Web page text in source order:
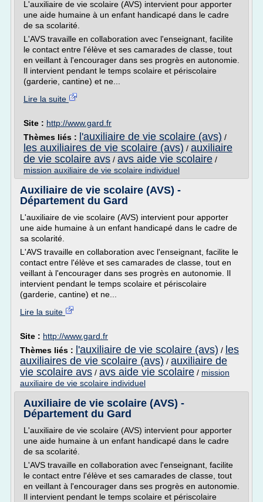
L'auxiliaire de vie scolaire (AVS) intervient pour apporter
une aide humaine à un enfant handicapé dans le cadre
de sa scolarité.
L'AVS travaille en collaboration avec l'enseignant, facilite
le contact entre l'élève et ses camarades de classe, tout
en veillant à l'encourager dans ses progrès en autonomie.
Il intervient pendant le temps scolaire et périscolaire
(garderie, cantine) et ne...
Lire la suite
Site : http://www.gard.fr
Thèmes liés :
l'auxiliaire de vie scolaire (avs) /
les auxiliaires de vie scolaire (avs) / auxiliaire
de vie scolaire avs / avs aide vie scolaire /
mission auxiliaire de vie scolaire individuel
Auxiliaire de vie scolaire (AVS) -
Département du Gard
L'auxiliaire de vie scolaire (AVS) intervient pour apporter
une aide humaine à un enfant handicapé dans le cadre de
sa scolarité.
L'AVS travaille en collaboration avec l'enseignant, facilite le
contact entre l'élève et ses camarades de classe, tout en
veillant à l'encourager dans ses progrès en autonomie. Il
intervient pendant le temps scolaire et périscolaire
(garderie, cantine) et ne...
Lire la suite
Site : http://www.gard.fr
Thèmes liés :
l'auxiliaire de vie scolaire (avs) / les
auxiliaires de vie scolaire (avs) / auxiliaire de
vie scolaire avs / avs aide vie scolaire / mission
auxiliaire de vie scolaire individuel
Auxiliaire de vie scolaire (AVS) -
Département du Gard
L'auxiliaire de vie scolaire (AVS) intervient pour apporter
une aide humaine à un enfant handicapé dans le cadre
de sa scolarité.
L'AVS travaille en collaboration avec l'enseignant, facilite
le contact entre l'élève et ses camarades de classe, tout
en veillant à l'encourager dans ses progrès en autonomie.
Il intervient pendant le temps scolaire et périscolaire